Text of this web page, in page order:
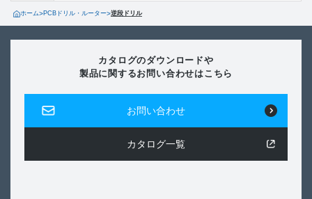
ホーム>PCBドリル・ルーター>逆段ドリル
カタログのダウンロードや
製品に関するお問い合わせはこちら
お問い合わせ
カタログ一覧